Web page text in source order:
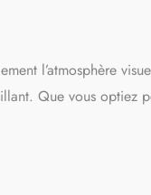
l’atmosphère
Que vous optiez